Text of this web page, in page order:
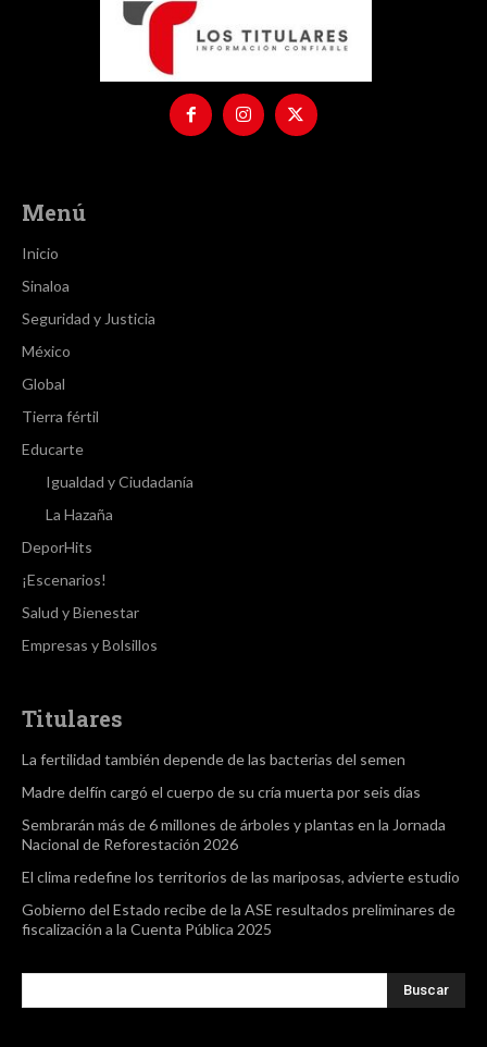
Menú
Inicio
Sinaloa
Seguridad y Justicia
México
Global
Tierra fértil
Educarte
Igualdad y Ciudadanía
La Hazaña
DeporHits
¡Escenarios!
Salud y Bienestar
Empresas y Bolsillos
Titulares
La fertilidad también depende de las bacterias del semen
Madre delfín cargó el cuerpo de su cría muerta por seis días
Sembrarán más de 6 millones de árboles y plantas en la Jornada
Nacional de Reforestación 2026
El clima redefine los territorios de las mariposas, advierte estudio
Gobierno del Estado recibe de la ASE resultados preliminares de
fiscalización a la Cuenta Pública 2025
Buscar